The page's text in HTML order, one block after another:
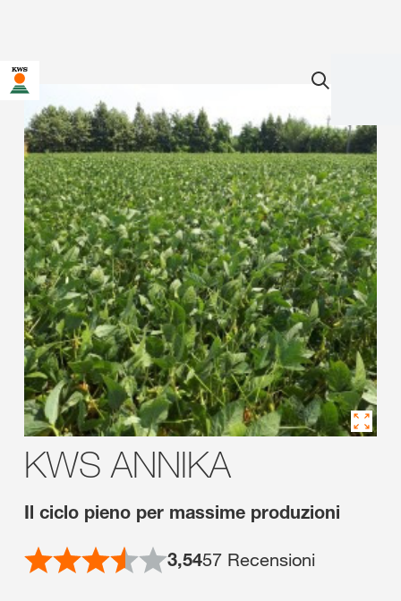
KWS ANNIKA
Il ciclo pieno per massime produzioni
3,5457 Recensioni